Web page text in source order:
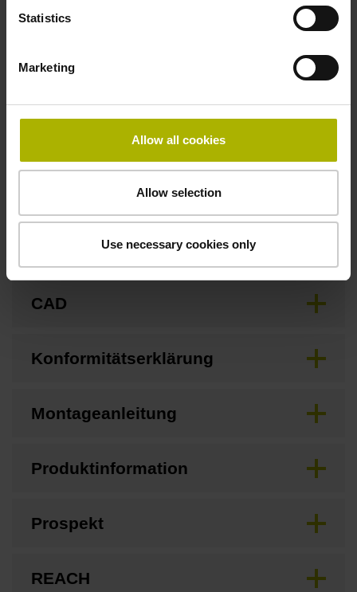
Statistics
Marketing
Allow all cookies
Allow selection
Use necessary cookies only
Downloads / CAD / Montage
Anschlussmaße
Betriebsanleitung
CAD
Konformitätserklärung
Montageanleitung
Produktinformation
Prospekt
REACH